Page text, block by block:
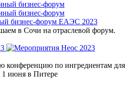
бизнес-форум ЕАЭС 2023
в Сочи на отраслевой форум.
конференцию по ингредиентам для
1 июня в Питере